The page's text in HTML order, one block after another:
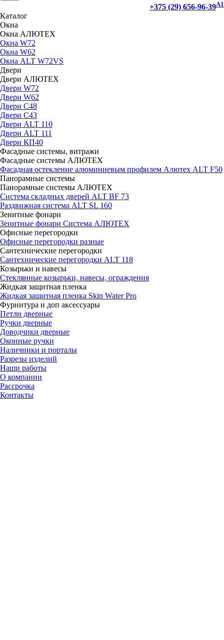
+375 (29) 656-96-39А1
Каталог
Окна
Окна АЛЮТЕХ
Окна W72
Окна W62
Окна ALT W72VS
Двери
Двери АЛЮТЕХ
Двери W72
Двери W62
Двери C48
Двери С43
Двери ALT 110
Двери ALT 111
Двери КП40
Фасадные системы, витражи
Фасадные системы АЛЮТЕХ
Фасадная остекление алюминиевым профилем Алютех ALT F50
Панорамные системы
Панорамные системы АЛЮТЕХ
Система складных дверей ALT BF 73
Раздвижная система ALT SL 160
Зенитные фонари
Зенитные фонари Система АЛЮТЕХ
Офисные перегородки
Офисные перегородки разные
Сантехнические перегородки
Сантехнические перегородки ALT 118
Козырьки и навесы
Стеклянные козырьки, навесы, ограждения
Жидкая защитная пленка
Жидкая защитная пленка Skin Water Pro
Фурнитура и доп аксессуары
Петли дверные
Ручки дверные
Доводчики дверные
Оконные ручки
Наличники и порталы
Разрезы изделий
Наши работы
О компании
Рассрочка
Контакты